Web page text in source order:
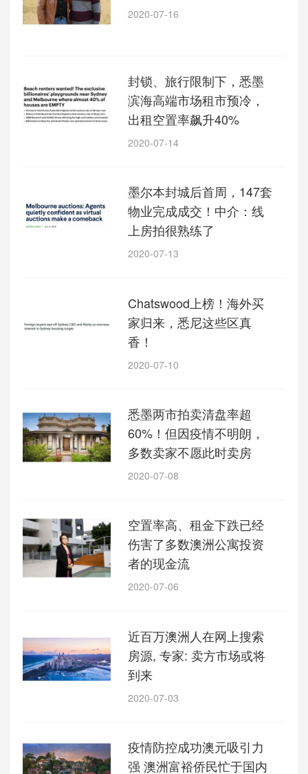
2020-07-16
封锁、旅行限制下，悉墨
滨海高端市场租市预冷，
出租空置率飙升40%
2020-07-14
墨尔本封城后首周，147套
物业完成成交！中介：线
上房拍很熟练了
2020-07-13
Chatswood上榜！海外买
家归来，悉尼这些区真
香！
2020-07-10
悉墨两市拍卖清盘率超
60%！但因疫情不明朗，
多数卖家不愿此时卖房
2020-07-08
空置率高、租金下跌已经
伤害了多数澳洲公寓投资
者的现金流
2020-07-06
近百万澳洲人在网上搜索
房源, 专家: 卖方市场或将
到来
2020-07-03
疫情防控成功澳元吸引力
强 澳洲富裕侨民忙于国内